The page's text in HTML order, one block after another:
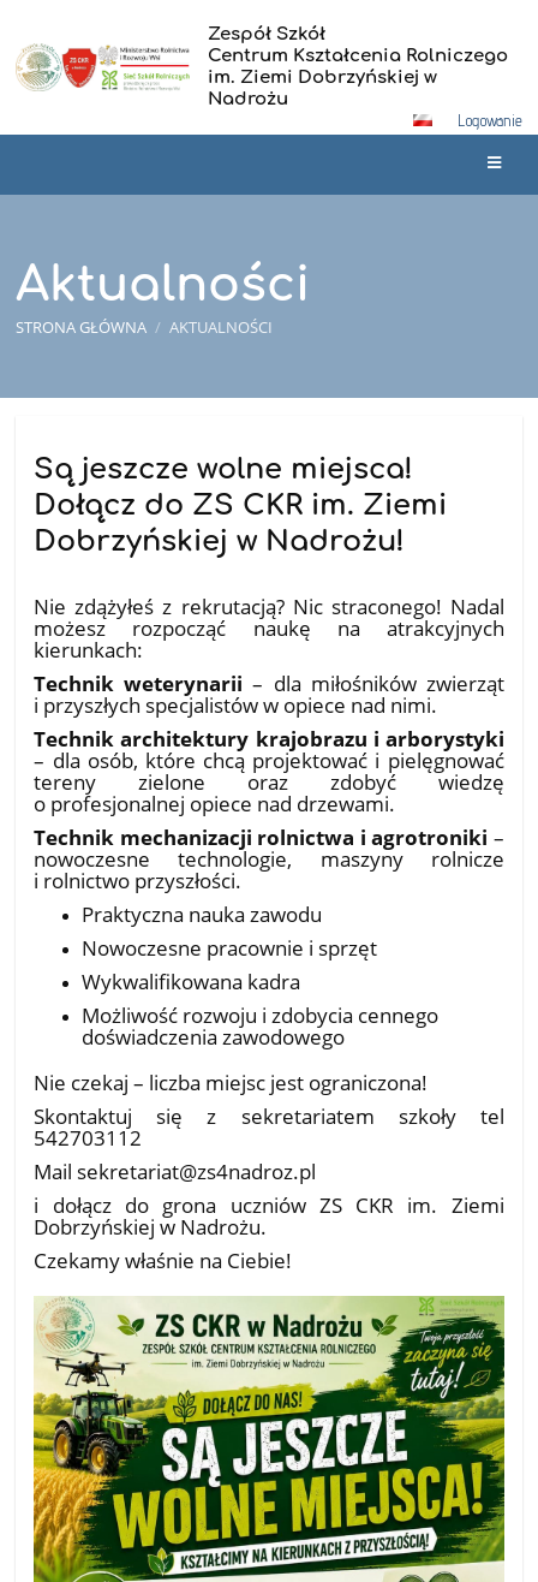
Zespół Szkół
Centrum Kształcenia Rolniczego
im. Ziemi Dobrzyńskiej w
Nadrożu
Logowanie
Aktualności
STRONA GŁÓWNA / AKTUALNOŚCI
Są jeszcze wolne miejsca!
Dołącz do ZS CKR im. Ziemi
Dobrzyńskiej w Nadrożu!
Nie zdążyłeś z rekrutacją? Nic straconego! Nadal
możesz rozpocząć naukę na atrakcyjnych
kierunkach:
Technik weterynarii – dla miłośników zwierząt
i przyszłych specjalistów w opiece nad nimi.
Technik architektury krajobrazu i arborystyki
– dla osób, które chcą projektować i pielęgnować
tereny zielone oraz zdobyć wiedzę
o profesjonalnej opiece nad drzewami.
Technik mechanizacji rolnictwa i agrotroniki –
nowoczesne technologie, maszyny rolnicze
i rolnictwo przyszłości.
Praktyczna nauka zawodu
Nowoczesne pracownie i sprzęt
Wykwalifikowana kadra
Możliwość rozwoju i zdobycia cennego
doświadczenia zawodowego
Nie czekaj – liczba miejsc jest ograniczona!
Skontaktuj się z sekretariatem szkoły tel
542703112
Mail sekretariat@zs4nadroz.pl
i dołącz do grona uczniów ZS CKR im. Ziemi
Dobrzyńskiej w Nadrożu.
Czekamy właśnie na Ciebie!